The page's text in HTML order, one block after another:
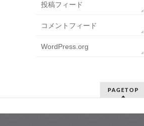
投稿フィード
コメントフィード
WordPress.org
PAGETOP